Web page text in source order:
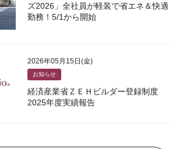
ズ2026」全社員が軽装で省エネ＆快適
勤務！5/1から開始
2026年05月15日(金)
お知らせ
経済産業省ＺＥＨビルダー登録制度
2025年度実績報告